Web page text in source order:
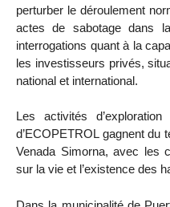
perturber le déroulement
actes de sabotage dans
interrogations quant à la
les investisseurs privés,
national et international.
Les activités
d’ECOPETROL gagnent du
Venada Simorna, avec les
sur la vie et l’existence des